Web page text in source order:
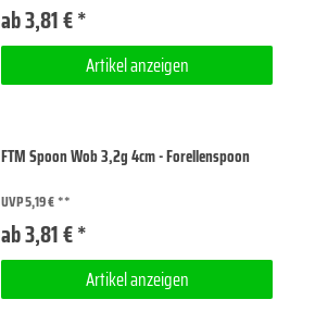
ab 3,81 € *
Artikel anzeigen
FTM Spoon Wob 3,2g 4cm - Forellenspoon
UVP 5,19 €
ab 3,81 € *
Artikel anzeigen